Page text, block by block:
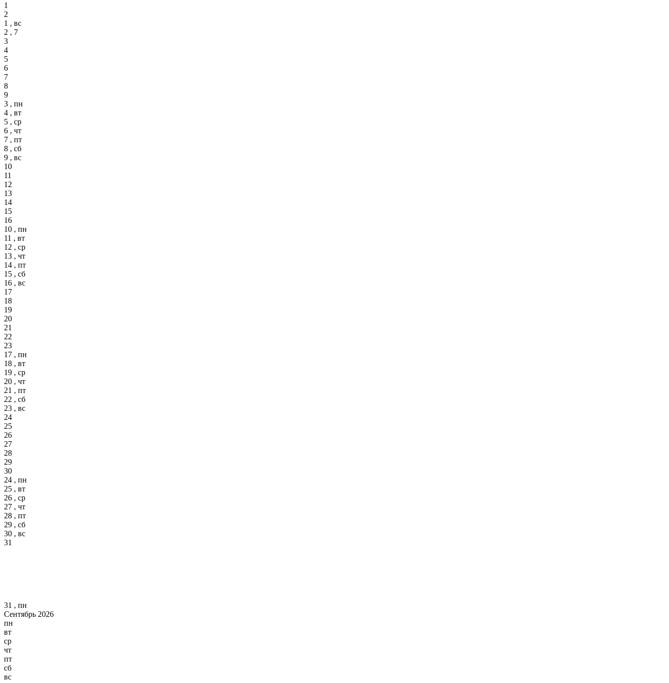
1
2
1 , вс
2 , 7
3
4
5
6
7
8
9
3 , пн
4 , вт
5 , ср
6 , чт
7 , пт
8 , сб
9 , вс
10
11
12
13
14
15
16
10 , пн
11 , вт
12 , ср
13 , чт
14 , пт
15 , сб
16 , вс
17
18
19
20
21
22
23
17 , пн
18 , вт
19 , ср
20 , чт
21 , пт
22 , сб
23 , вс
24
25
26
27
28
29
30
24 , пн
25 , вт
26 , ср
27 , чт
28 , пт
29 , сб
30 , вс
31
31 , пн
Сентябрь 2026
пн
вт
ср
чт
пт
сб
вс